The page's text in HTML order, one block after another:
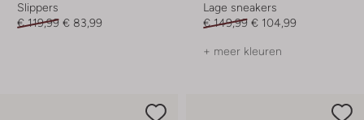
Slippers
€ 119,99 € 83,99
Lage sneakers
€ 149,99 € 104,99
+ meer kleuren